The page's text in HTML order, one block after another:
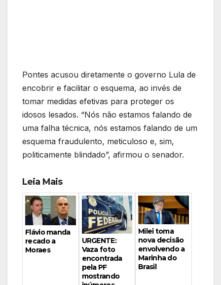
Pontes acusou diretamente o governo Lula de
encobrir e facilitar o esquema, ao invés de
tomar medidas efetivas para proteger os
idosos lesados. “Nós não estamos falando de
uma falha técnica, nós estamos falando de um
esquema fraudulento, meticuloso e, sim,
politicamente blindado”, afirmou o senador.
Leia Mais
Flávio manda
recado a
Moraes
URGENTE:
Vaza foto
encontrada
pela PF
mostrando
Milei toma
nova decisão
envolvendo a
Marinha do
Brasil